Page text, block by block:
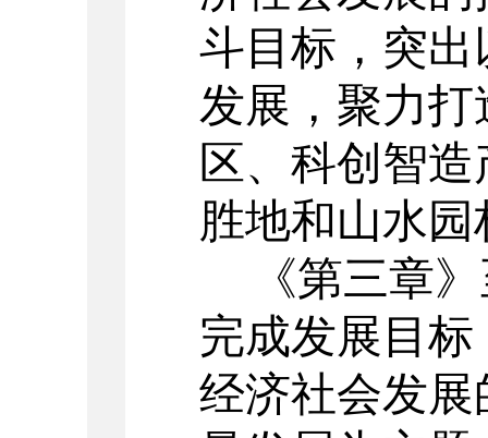
斗目标 ，突
发展，聚力
区、科创智
胜地和山水
《第三章
完成发展目
经济社会发